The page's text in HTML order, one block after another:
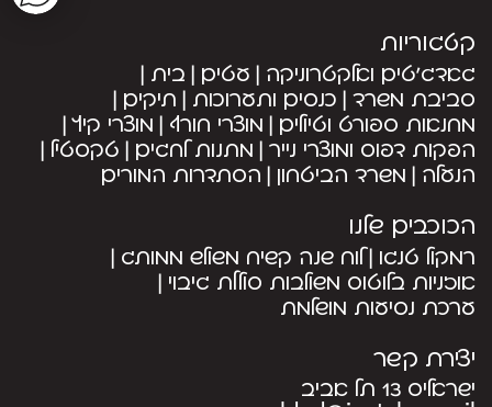
קטגוריות
גאדג’טים ואלקטרוניקה עטים בית
סביבת משרד כנסים ותערוכות תיקים
מחנאות ספורט וטיולים מוצרי חורף מוצרי קיץ
הפקות דפוס ומוצרי נייר מתנות לחגים טקסטיל
הנעלה משרד הביטחון הסתדרות המורים
הכוכבים שלנו
רמקול טנגו לוח שנה קשיח משולש ממותג
אוזניות בלוטוס משולבות סוללת גיבוי
ערכת נסיעות מושלמת
יצירת קשר
ישראליס 13 תל אביב